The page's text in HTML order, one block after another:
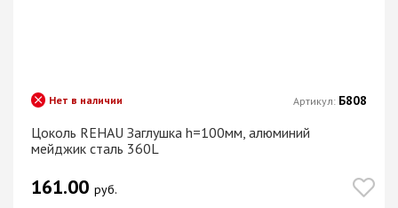
Цоколь REHAU Заглушка h=100мм, алюминий
мейджик сталь 360L
Нет в наличии
161.00 руб.
Артикул: Б808